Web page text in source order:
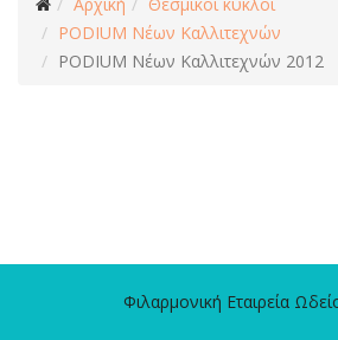
PODIUM Νέων Καλλιτεχνών
PODIUM Νέων Καλλιτεχνών 2012
Φιλαρμονική Εταιρεία